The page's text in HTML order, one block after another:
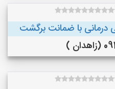
درمانی با ضمانت برگشت
)